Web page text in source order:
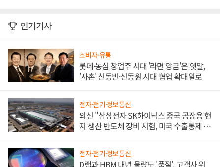
인기기사
소비자·유통
롯데·농심 창업주 시대 '라면 앙금'은 옛말,
'사촌' 신동빈·신동원 시대 협업 확대일로
전자·전기·정보통신
외신 "삼성전자 SK하이닉스 중국 공장용 현
지 생산 반도체 장비 시험, 미국 수출통제 대
전자·전기·정보통신
D램과 HBM 내년 물량도 '품절', 고객사 위